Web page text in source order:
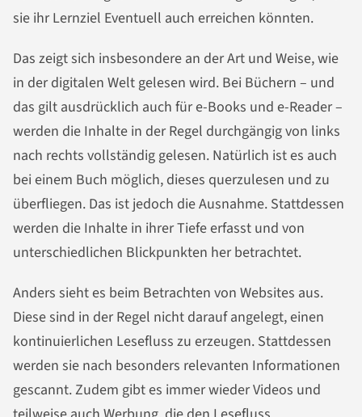
sie ihr Lernziel Eventuell auch erreichen könnten.
Das zeigt sich insbesondere an der Art und Weise, wie
in der digitalen Welt gelesen wird. Bei Büchern – und
das gilt ausdrücklich auch für e-Books und e-Reader –
werden die Inhalte in der Regel durchgängig von links
nach rechts vollständig gelesen. Natürlich ist es auch
bei einem Buch möglich, dieses querzulesen und zu
überfliegen. Das ist jedoch die Ausnahme. Stattdessen
werden die Inhalte in ihrer Tiefe erfasst und von
unterschiedlichen Blickpunkten her betrachtet.
Anders sieht es beim Betrachten von Websites aus.
Diese sind in der Regel nicht darauf angelegt, einen
kontinuierlichen Lesefluss zu erzeugen. Stattdessen
werden sie nach besonders relevanten Informationen
gescannt. Zudem gibt es immer wieder Videos und